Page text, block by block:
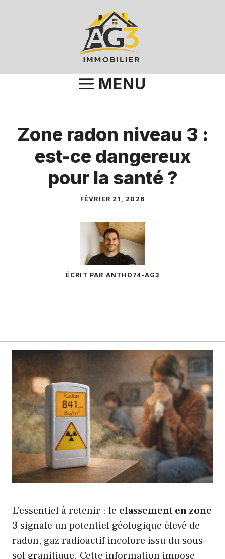
MENU
Zone radon niveau 3 :
est-ce dangereux
pour la santé ?
FÉVRIER 21, 2026
ÉCRIT PAR ANTHO74-AG3
L’essentiel à retenir : le classement en zone
3 signale un potentiel géologique élevé de
radon, gaz radioactif incolore issu du sous-
sol granitique. Cette information impose